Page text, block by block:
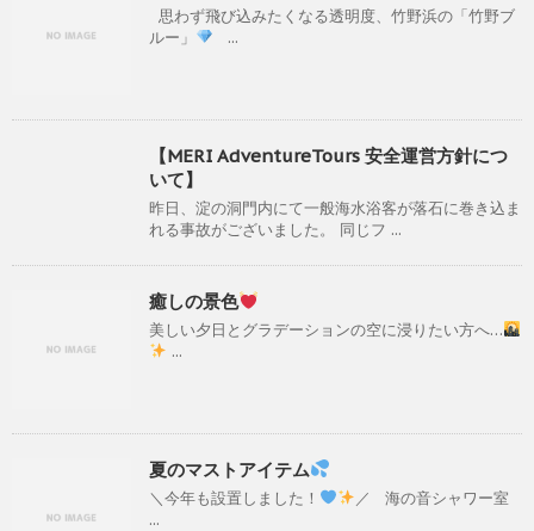
思わず飛び込みたくなる透明度、竹野浜の「竹野ブ
ルー」
...
【MERI AdventureTours 安全運営方針につ
いて】
昨日、淀の洞門内にて一般海水浴客が落石に巻き込ま
れる事故がございました。 同じフ ...
癒しの景色
美しい夕日とグラデーションの空に浸りたい方へ…
...
夏のマストアイテム
＼今年も設置しました！
／ 海の音シャワー室
...